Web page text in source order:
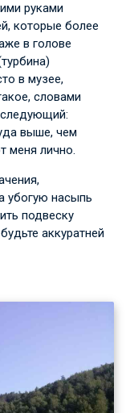
руками
которые более
в голове
в музее,
словами
выше, чем
меня лично.
убогую насыпь
подвеску
аккуратней